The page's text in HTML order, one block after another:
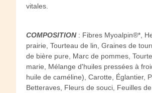
vitales.
COMPOSITION: Fibres Myoalpin®*,
prairie, Tourteau de lin, Graines de
de bière pure, Marc de pommes,
marie, Mélange d'huiles pressées à
huile de caméline), Carotte, Églantier,
Betteraves, Fleurs de souci, Feuilles de